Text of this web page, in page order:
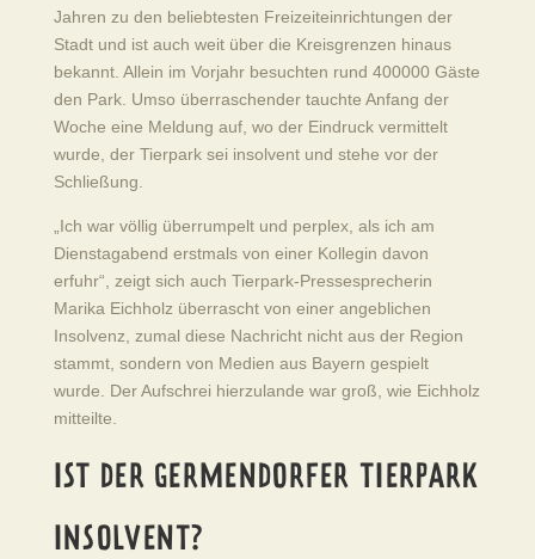
Jahren zu den beliebtesten Freizeiteinrichtungen der
Stadt und ist auch weit über die Kreisgrenzen hinaus
bekannt. Allein im Vorjahr besuchten rund 400000 Gäste
den Park. Umso überraschender tauchte Anfang der
Woche eine Meldung auf, wo der Eindruck vermittelt
wurde, der Tierpark sei insolvent und stehe vor der
Schließung.
„Ich war völlig überrumpelt und perplex, als ich am
Dienstagabend erstmals von einer Kollegin davon
erfuhr“, zeigt sich auch Tierpark-Pressesprecherin
Marika Eichholz überrascht von einer angeblichen
Insolvenz, zumal diese Nachricht nicht aus der Region
stammt, sondern von Medien aus Bayern gespielt
wurde. Der Aufschrei hierzulande war groß, wie Eichholz
mitteilte.
IST DER GERMENDORFER TIERPARK
INSOLVENT?